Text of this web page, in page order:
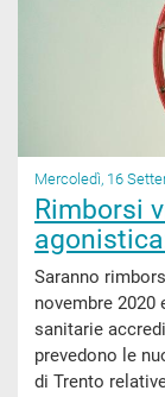
Mercoledì, 16
Rimborsi
Saranno
novembre
sanitarie
prevedono le
di Trento